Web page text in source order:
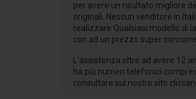
per avere un risultato migliore
originali. Nessun venditore in
realizzare Qualsiasi modello di
con ad un prezzo super
L'assistenza oltre ad avere 12
ha più numeri telefonici
consultare sul nostro sito